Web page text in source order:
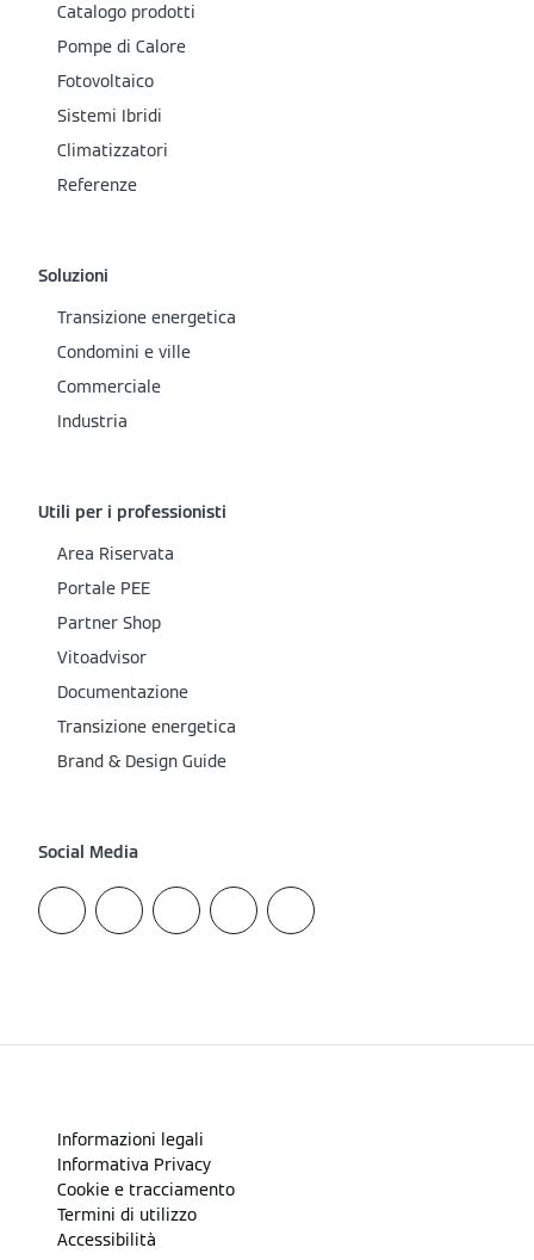
Catalogo prodotti
Pompe di Calore
Fotovoltaico
Sistemi Ibridi
Climatizzatori
Referenze
Soluzioni
Transizione energetica
Condomini e ville
Commerciale
Industria
Utili per i professionisti
Area Riservata
Portale PEE
Partner Shop
Vitoadvisor
Documentazione
Transizione energetica
Brand & Design Guide
Social Media
Informazioni legali
Informativa Privacy
Cookie e tracciamento
Termini di utilizzo
Accessibilità